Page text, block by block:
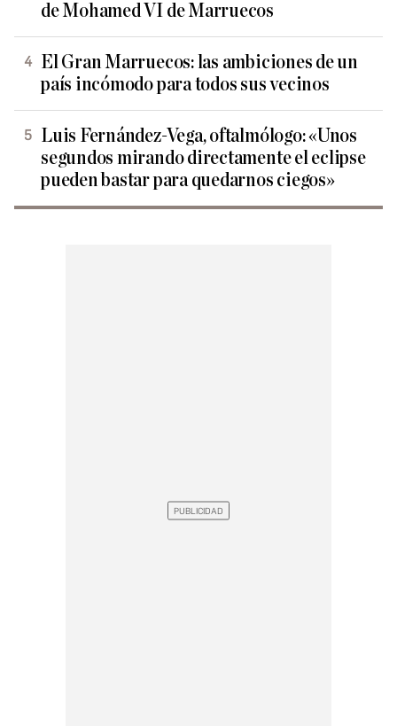
de Mohamed VI de Marruecos
El Gran Marruecos: las ambiciones de un
país incómodo para todos sus vecinos
Luis Fernández-Vega, oftalmólogo: «Unos
segundos mirando directamente el eclipse
pueden bastar para quedarnos ciegos»